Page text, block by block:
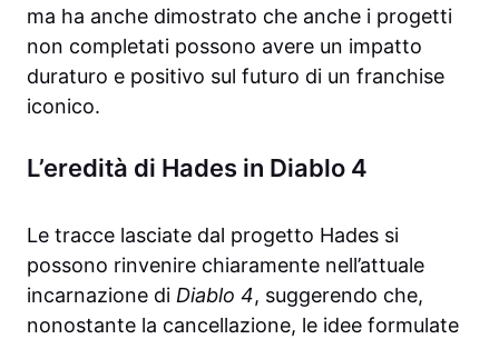
ma ha anche dimostrato che anche i progetti
non completati possono avere un impatto
duraturo e positivo sul futuro di un franchise
iconico.
L’eredità di Hades in Diablo 4
Le tracce lasciate dal progetto Hades si
possono rinvenire chiaramente nell’attuale
incarnazione di Diablo 4, suggerendo che,
nonostante la cancellazione, le idee formulate